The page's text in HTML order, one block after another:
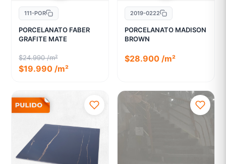
111-POR
PORCELANATO FABER
GRAFITE MATE
$24.990 /m²
$19.990 /m²
2019-0222
PORCELANATO MADISON
BROWN
$28.900 /m²